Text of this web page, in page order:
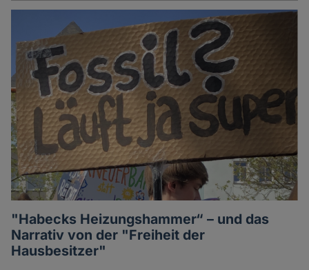
"Habecks Heizungshammer“ – und das
Narrativ von der "Freiheit der
Hausbesitzer"